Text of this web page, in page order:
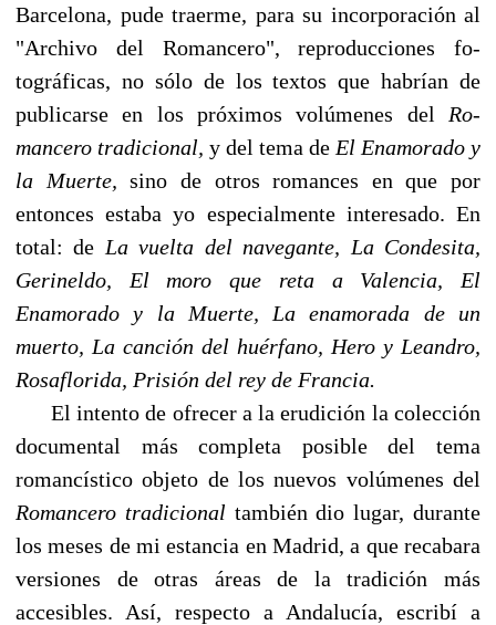
Barcelona, pude traerme, para su incorporación al
"Archivo del Romancero", reproducciones fo­
tográficas, no sólo de los textos que habrían de
publicarse en los próximos volúmenes del Ro­
mancero tradicional, y del tema de El Enamorado y
la Muerte,sino de otros romances en que por
entonces estaba yo especialmente interesado. En
total: de La vuelta del navegante, La Condesita,
Gerineldo, El moro que reta a Valencia, El
Enamorado y la Muerte, La enamorada de un
muerto, La canción del huérfano, Hero y Leandro,
Rosaflorida, Prisión del rey de Francia.
El intento de ofrecer a la erudición la colección
documental más completa posible del tema
romancístico objeto de los nuevos volúmenes del
Romancero tradicional también dio lugar, du­rante
los meses de mi estancia en Madrid, a que recabara
versiones de otras áreas de la tradición más
accesibles. Así, respecto a Andalucía, escribí a